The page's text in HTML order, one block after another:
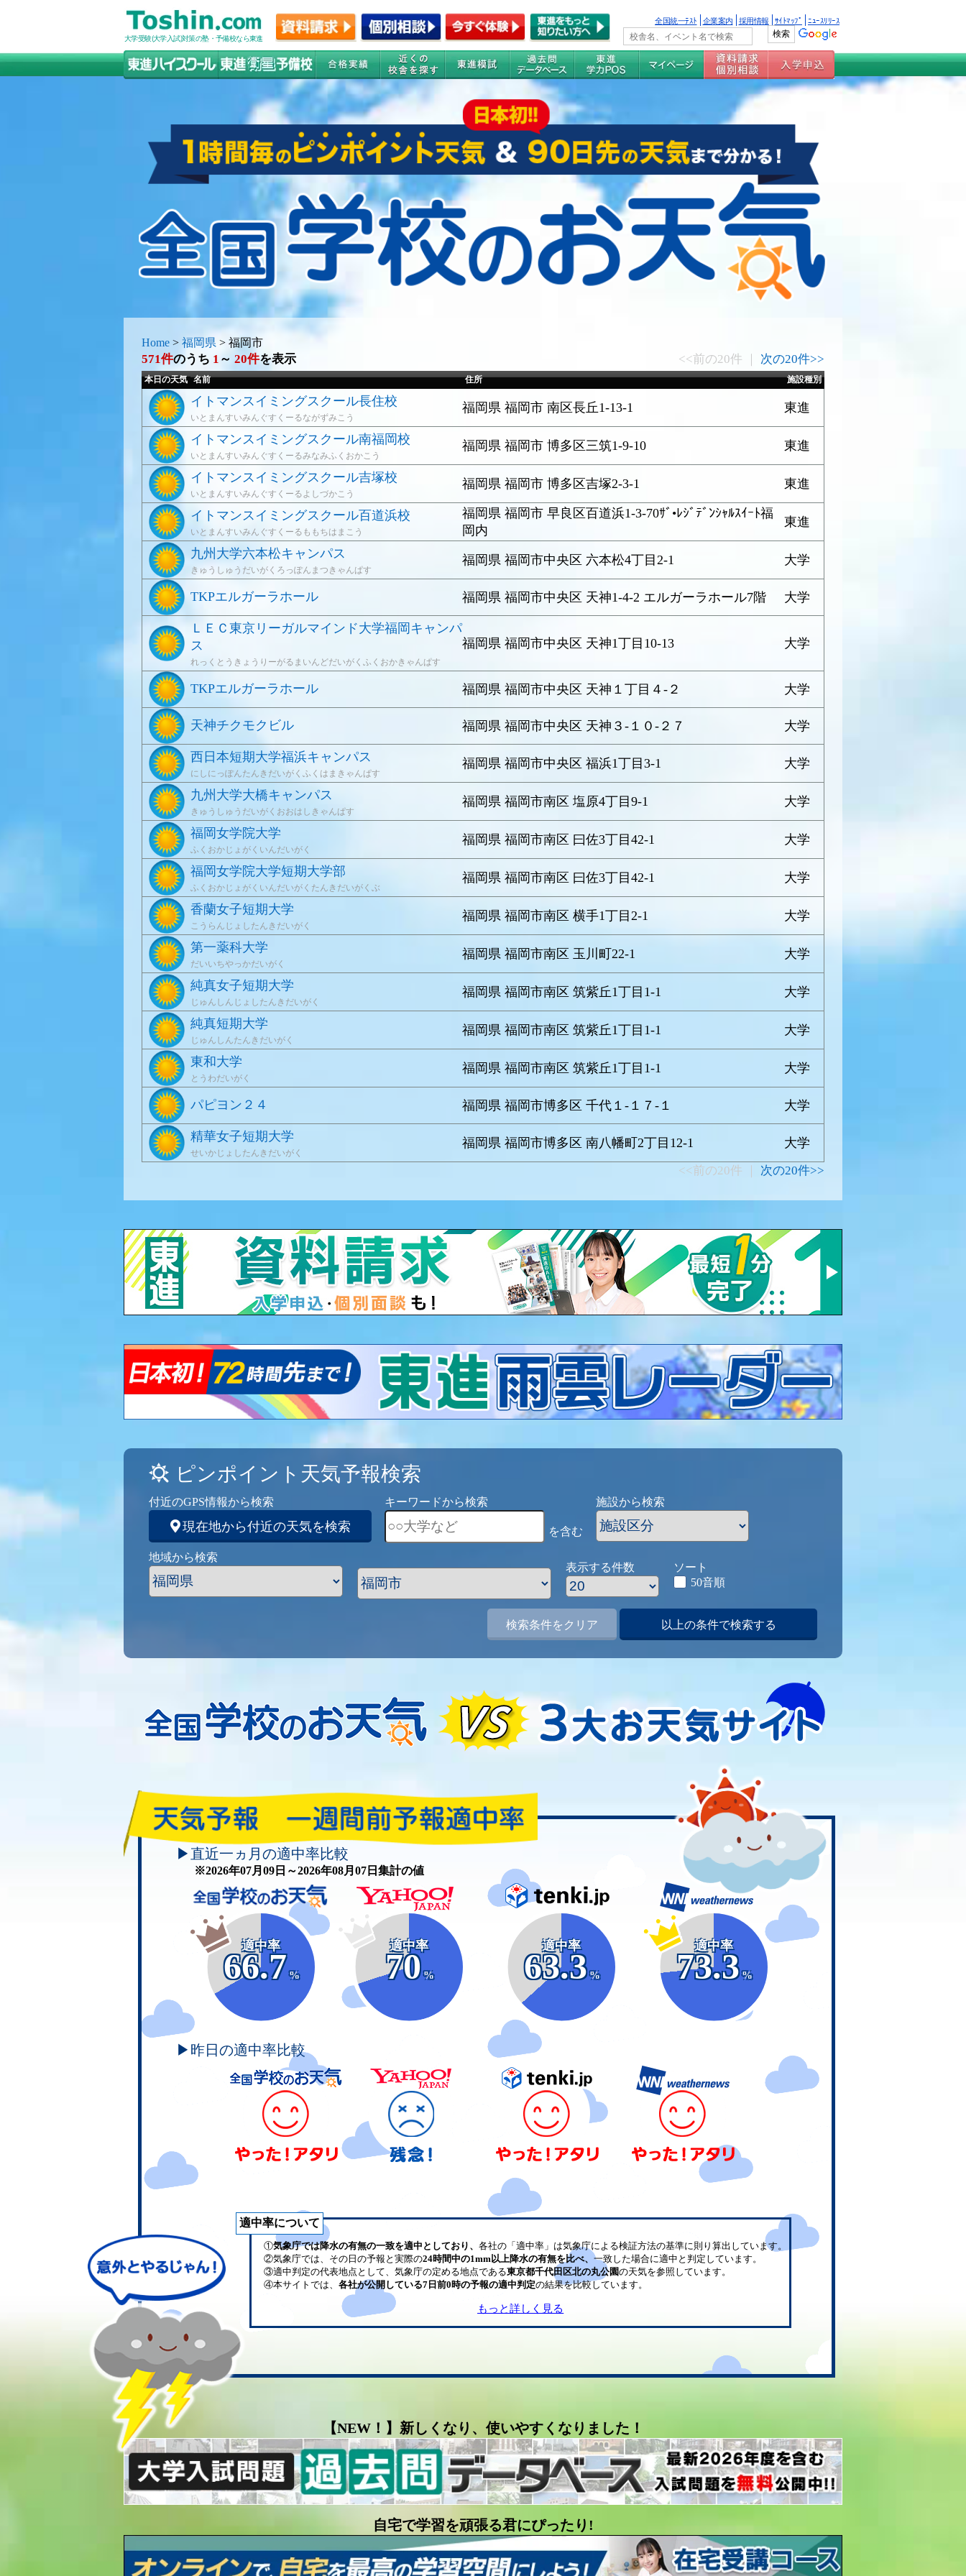
大学受験(大学入試)対策の塾・予備校なら東進
全国統一ﾃｽﾄ 企業案内 採用情報 ｻｲﾄﾏｯﾌﾟ ﾆｭｰｽﾘﾘｰｽ
Home > 福岡県 > 福岡市
571件のうち 1 ～ 20件を表示 <<前の20件 ｜ 次の20件>>
本日の天気 名前 住所 施設種別
イトマンスイミングスクール長住校
いとまんすいみんぐすくーるながずみこう
福岡県 福岡市 南区長丘1-13-1 東進
イトマンスイミングスクール南福岡校
いとまんすいみんぐすくーるみなみふくおかこう
福岡県 福岡市 博多区三筑1-9-10 東進
イトマンスイミングスクール吉塚校
いとまんすいみんぐすくーるよしづかこう
福岡県 福岡市 博多区吉塚2-3-1 東進
イトマンスイミングスクール百道浜校
いとまんすいみんぐすくーるももちはまこう
福岡県 福岡市 早良区百道浜1-3-70ｻﾞ•ﾚｼﾞﾃﾞﾝｼｬﾙｽｲｰﾄ福
岡内
東進
九州大学六本松キャンパス
きゅうしゅうだいがくろっぽんまつきゃんぱす
福岡県 福岡市中央区 六本松4丁目2-1 大学
TKPエルガーラホール 福岡県 福岡市中央区 天神1-4-2 エルガーラホール7階 大学
ＬＥＣ東京リーガルマインド大学福岡キャンパ
ス
れっくとうきょうりーがるまいんどだいがくふくおかきゃんぱす
福岡県 福岡市中央区 天神1丁目10-13 大学
TKPエルガーラホール 福岡県 福岡市中央区 天神１丁目４-２ 大学
天神チクモクビル 福岡県 福岡市中央区 天神３-１０-２７ 大学
西日本短期大学福浜キャンパス
にしにっぽんたんきだいがくふくはまきゃんぱす
福岡県 福岡市中央区 福浜1丁目3-1 大学
九州大学大橋キャンパス
きゅうしゅうだいがくおおはしきゃんぱす
福岡県 福岡市南区 塩原4丁目9-1 大学
福岡女学院大学
ふくおかじょがくいんだいがく
福岡県 福岡市南区 曰佐3丁目42-1 大学
福岡女学院大学短期大学部
ふくおかじょがくいんだいがくたんきだいがくぶ
福岡県 福岡市南区 曰佐3丁目42-1 大学
香蘭女子短期大学
こうらんじょしたんきだいがく
福岡県 福岡市南区 横手1丁目2-1 大学
第一薬科大学
だいいちやっかだいがく
福岡県 福岡市南区 玉川町22-1 大学
純真女子短期大学
じゅんしんじょしたんきだいがく
福岡県 福岡市南区 筑紫丘1丁目1-1 大学
純真短期大学
じゅんしんたんきだいがく
福岡県 福岡市南区 筑紫丘1丁目1-1 大学
東和大学
とうわだいがく
福岡県 福岡市南区 筑紫丘1丁目1-1 大学
パピヨン２４ 福岡県 福岡市博多区 千代１-１７-１ 大学
精華女子短期大学
せいかじょしたんきだいがく
福岡県 福岡市博多区 南八幡町2丁目12-1 大学
<<前の20件 ｜ 次の20件>>
ピンポイント天気予報検索
付近のGPS情報から検索
現在地から付近の天気を検索
キーワードから検索
を含む
施設から検索
地域から検索
表示する件数
ソート
50音順
検索条件をクリア 以上の条件で検索する
▶直近一ヵ月の適中率比較
※2026年07月09日～2026年08月07日集計の値
適中率
66.7
%
適中率
70
%
適中率
63.3
%
適中率
73.3
%
▶昨日の適中率比較
適中率について
①気象庁では降水の有無の一致を適中としており、 各社の「適中率」は気象庁による検証方法の基準に則り算出しています。
②気象庁では、その日の予報と実際の24時間中の1mm以上降水の有無を比べ、 一致した場合に適中と判定しています。
③適中判定の代表地点として、気象庁の定める地点である東京都千代田区北の丸公園の天気を参照しています。
④本サイトでは、 各社が公開している7日前0時の予報の適中判定の結果を比較しています。
もっと詳しく見る
【NEW！】新しくなり、使いやすくなりました！
自宅で学習を頑張る君にぴったり!